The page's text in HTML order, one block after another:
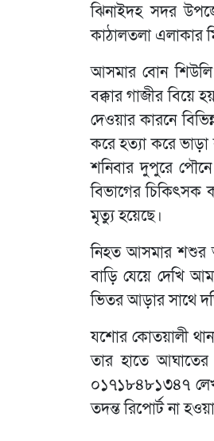
ঝিনাইদহ সদর
কাঠালতলা এলাকার
আসমার বোন শিউলি
বক্কার গাজীর বিয়ে
দেওয়ার কারনে
করে হত্যা করে ভাড়া
শনিবার দুপুরে
বিভাগের
মৃৃত্যু হয়েছে।
নিহত আসমার শশুর
বাড়ি যেয়ে দেখি
ভিতর আড়ার সাথে
যশোর কোতয়ালী
তার হাতে
০১৭১৮৪৮১৩৪৭
তদন্ত রিপোর্ট না